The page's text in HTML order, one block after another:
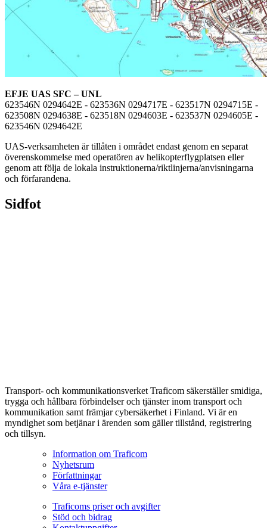
EFJE UAS SFC – UNL
623546N 0294642E - 623536N 0294717E - 623517N 0294715E -
623508N 0294638E - 623518N 0294603E - 623537N 0294605E -
623546N 0294642E
UAS-verksamheten är tillåten i området endast genom en separat
överenskommelse med operatören av helikopterflygplatsen eller
genom att följa de lokala instruktionerna/riktlinjerna/anvisningarna
och förfarandena.
Sidfot
Transport- och kommunikationsverket Traficom säkerställer smidiga,
trygga och hållbara förbindelser och tjänster inom transport och
kommunikation samt främjar cybersäkerhet i Finland. Vi är en
myndighet som betjänar i ärenden som gäller tillstånd, registrering
och tillsyn.
Information om Traficom
Nyhetsrum
Författningar
Våra e-tjänster
Traficoms priser och avgifter
Stöd och bidrag